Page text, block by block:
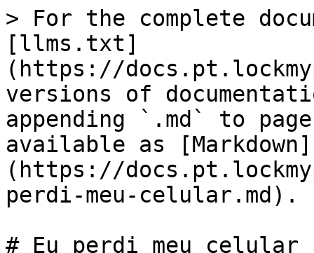
> For the complete
[llms.txt]
(https://
versions of
appending `.md` to
available as [Markdown]
(https://
perdi-meu-celular.md).
# Eu perdi meu celular